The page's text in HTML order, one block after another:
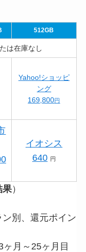
512GB
は在庫なし
Yahoo!ショッピ
ング
169,800円
イオシス
640 円
果）
別、還元ポイン
月～25ヶ月目